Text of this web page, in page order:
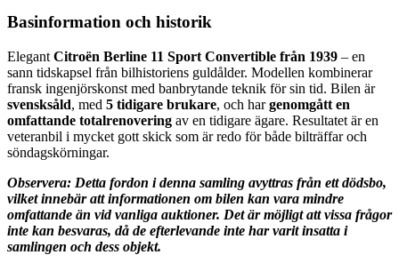
Basinformation och historik
Elegant Citroën Berline 11 Sport Convertible från 1939 – en
sann tidskapsel från bilhistoriens guldålder. Modellen kombinerar
fransk ingenjörskonst med banbrytande teknik för sin tid. Bilen är
svensksåld, med 5 tidigare brukare, och hargenomgått en
omfattande totalrenovering av en tidigare ägare. Resultatet är en
veteranbil i mycket gott skick som är redo för både bilträffar och
söndagskörningar.
Observera: Detta fordon i denna samling avyttras från ett dödsbo,
vilket innebär att informationen om bilen kan vara mindre
omfattande än vid vanliga auktioner. Det är möjligt att vissa frågor
inte kan besvaras, då de efterlevande inte har varit insatta i
samlingen och dess objekt.